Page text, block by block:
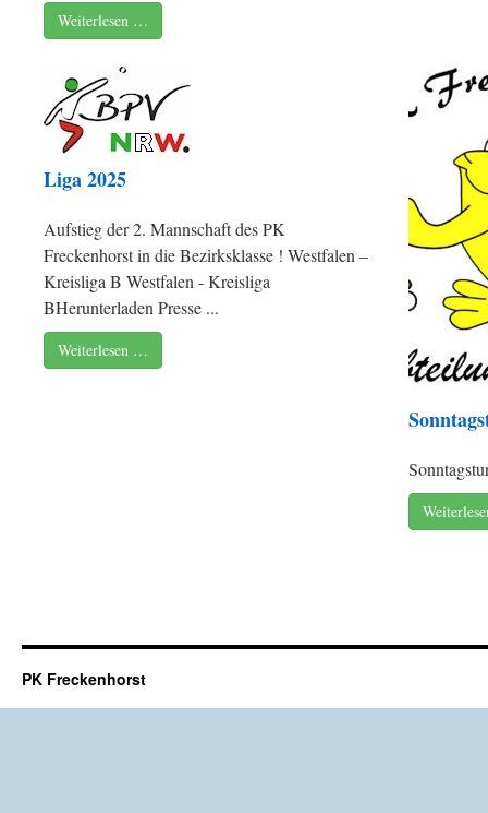
Weiterlesen …
Liga 2025
Aufstieg der 2. Mannschaft des PK
Freckenhorst in die Bezirksklasse ! Westfalen –
Kreisliga B Westfalen - Kreisliga
BHerunterladen Presse ...
Weiterlesen …
PK Freckenhorst